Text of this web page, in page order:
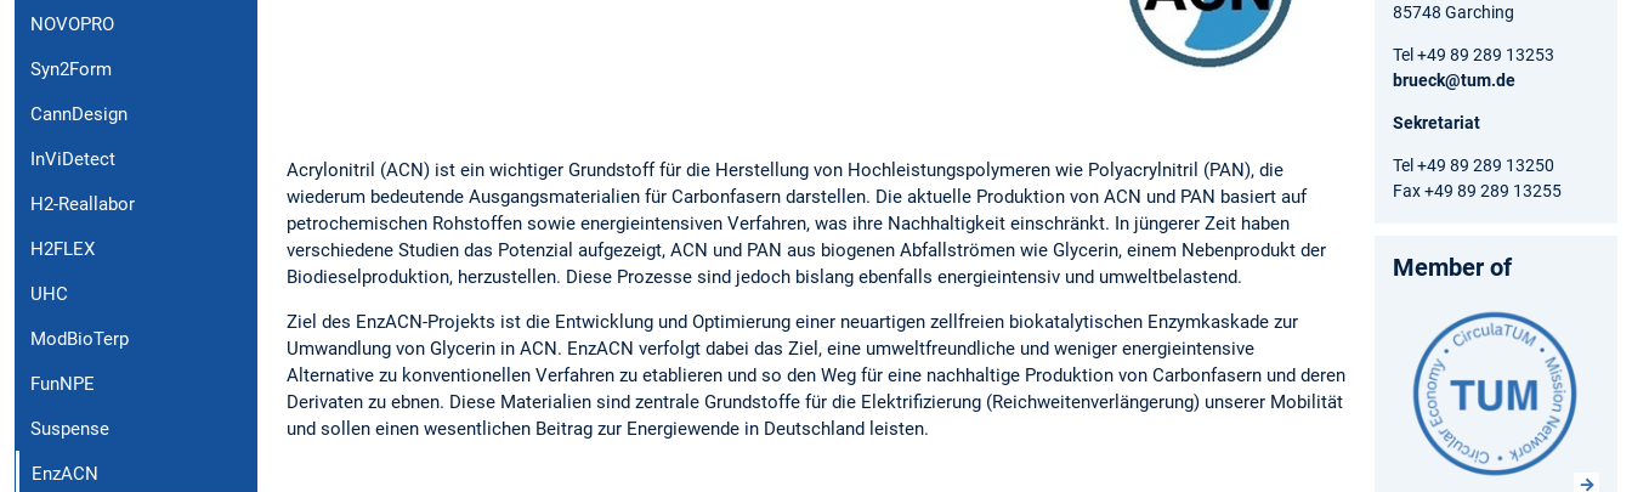
NOVOPRO
Syn2Form
CannDesign
InViDetect
H2-Reallabor
H2FLEX
UHC
ModBioTerp
FunNPE
Suspense
EnzACN
Acrylonitril (ACN) ist ein wichtiger Grundstoff für die Herstellung von Hochleistungspolymeren wie Polyacrylnitril (PAN), die
wiederum bedeutende Ausgangsmaterialien für Carbonfasern darstellen. Die aktuelle Produktion von ACN und PAN basiert auf
petrochemischen Rohstoffen sowie energieintensiven Verfahren, was ihre Nachhaltigkeit einschränkt. In jüngerer Zeit haben
verschiedene Studien das Potenzial aufgezeigt, ACN und PAN aus biogenen Abfallströmen wie Glycerin, einem Nebenprodukt der
Biodieselproduktion, herzustellen. Diese Prozesse sind jedoch bislang ebenfalls energieintensiv und umweltbelastend.
Ziel des EnzACN-Projekts ist die Entwicklung und Optimierung einer neuartigen zellfreien biokatalytischen Enzymkaskade zur
Umwandlung von Glycerin in ACN. EnzACN verfolgt dabei das Ziel, eine umweltfreundliche und weniger energieintensive
Alternative zu konventionellen Verfahren zu etablieren und so den Weg für eine nachhaltige Produktion von Carbonfasern und deren
Derivaten zu ebnen. Diese Materialien sind zentrale Grundstoffe für die Elektrifizierung (Reichweitenverlängerung) unserer Mobilität
und sollen einen wesentlichen Beitrag zur Energiewende in Deutschland leisten.
85748 Garching
Tel +49 89 289 13253
brueck@tum.de
Sekretariat
Tel +49 89 289 13250
Fax +49 89 289 13255
Member of